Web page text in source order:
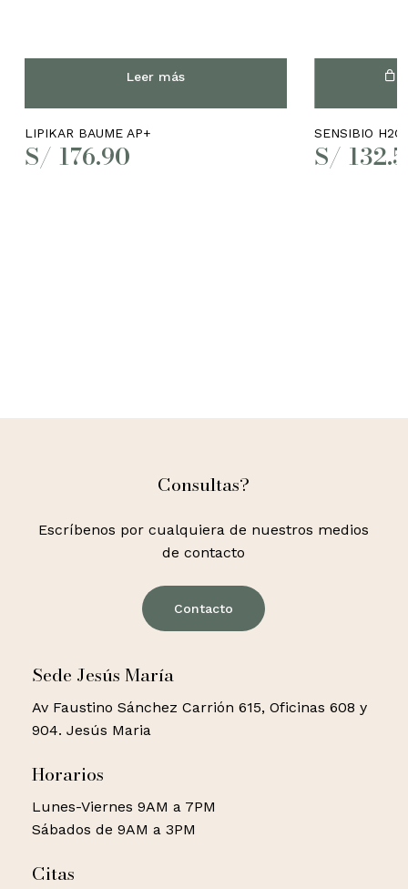
Leer más
LIPIKAR BAUME AP+
S/ 176.90
SENSIBIO
S/
Consultas?
Escríbenos por cualquiera de nuestros medios
de contacto
Contacto
Sede Jesús María
Av Faustino Sánchez Carrión 615, Oficinas 608 y
904. Jesús Maria
Horarios
Lunes-Viernes 9AM a 7PM
Sábados de 9AM a 3PM
Citas